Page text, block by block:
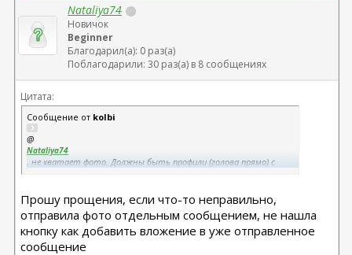
Nataliya74
Новичок
Beginner
Благодарил(а): 0 раз(а)
Поблагодарили: 30 раз(а) в 8 сообщениях
Цитата:
Сообщение от kolbi
@
Nataliya74
, не хватает фото. Должны быть профили (голова прямо) с
Прошу прощения, если что-то неправильно,
отправила фото отдельным сообщением, не нашла
кнопку как добавить вложение в уже отправленное
сообщение